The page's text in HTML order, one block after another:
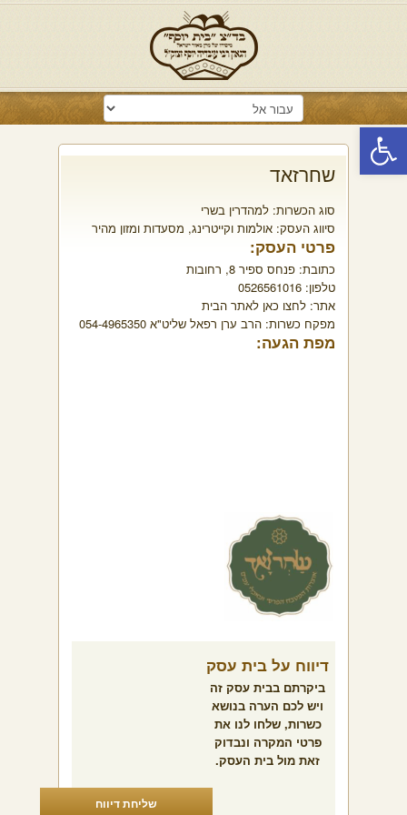
פתח סרגל נגישות
שחרזאד
סוג הכשרות: למהדרין בשרי
סיווג העסק: אולמות וקייטרינג, מסעדות ומזון מהיר
פרטי העסק:
כתובת: פנחס ספיר 8, רחובות
טלפון: 0526561016
אתר: לחצו כאן לאתר הבית
מפקח כשרות: הרב ערן רפאל שליט"א 054-4965350
מפת הגעה:
דיווח על בית עסק
ביקרתם בבית עסק זה
ויש לכם הערה בנושא
כשרות, שלחו לנו את
פרטי המקרה ונבדוק
זאת מול בית העסק.
שליחת דיווח